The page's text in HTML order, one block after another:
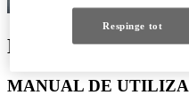
MANUALE
MANUAL DE
Respinge tot